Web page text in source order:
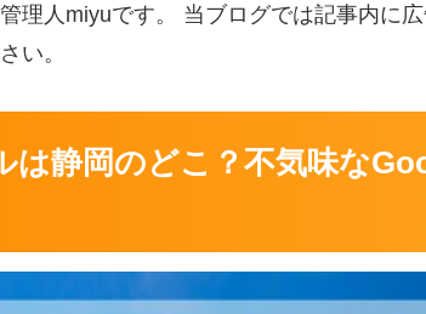
理人miyuです。 当ブログでは記事内に
い。
は静岡のどこ？不気味な